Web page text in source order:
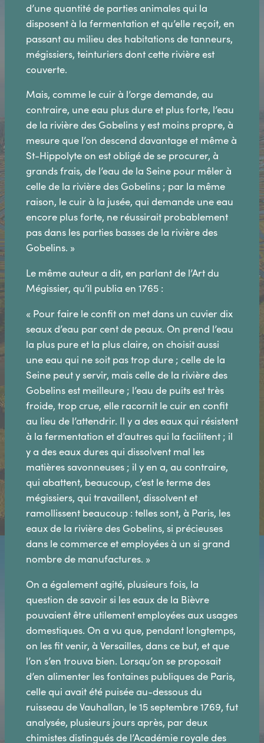
d’une quantité de parties animales qui la
disposent à la fermentation et qu’elle reçoit, en
passant au milieu des habitations de tanneurs,
mégissiers, teinturiers dont cette rivière est
couverte.
Mais, comme le cuir à l’orge demande, au
contraire, une eau plus dure et plus forte, l’eau
de la rivière des Gobelins y est moins propre, à
mesure que l’on descend davantage et même à
St-Hippolyte on est obligé de se procurer, à
grands frais, de l’eau de la Seine pour mêler à
celle de la rivière des Gobelins ; par la même
raison, le cuir à la jusée, qui demande une eau
encore plus forte, ne réussirait probablement
pas dans les parties basses de la rivière des
Gobelins. »
Le même auteur a dit, en parlant de l’Art du
Mégissier, qu’il publia en 1765 :
« Pour faire le confit on met dans un cuvier dix
seaux d’eau par cent de peaux. On prend l’eau
la plus pure et la plus claire, on choisit aussi
une eau qui ne soit pas trop dure ; celle de la
Seine peut y servir, mais celle de la rivière des
Gobelins est meilleure ; l’eau de puits est très
froide, trop crue, elle racornit le cuir en confit
au lieu de l’attendrir. Il y a des eaux qui résistent
à la fermentation et d’autres qui la facilitent ; il
y a des eaux dures qui dissolvent mal les
matières savonneuses ; il y en a, au contraire,
qui abattent, beaucoup, c’est le terme des
mégissiers, qui travaillent, dissolvent et
ramollissent beaucoup : telles sont, à Paris, les
eaux de la rivière des Gobelins, si précieuses
dans le commerce et employées à un si grand
nombre de manufactures. »
On a également agité, plusieurs fois, la
question de savoir si les eaux de la Bièvre
pouvaient être utilement employées aux usages
domestiques. On a vu que, pendant longtemps,
on les fit venir, à Versailles, dans ce but, et que
l’on s’en trouva bien. Lorsqu’on se proposait
d’en alimenter les fontaines publiques de Paris,
celle qui avait été puisée au-dessous du
ruisseau de Vauhallan, le 15 septembre 1769, fut
analysée, plusieurs jours après, par deux
chimistes distingués de l’Académie royale des